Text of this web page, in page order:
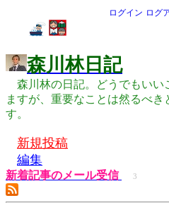
ログイン ログ
森川林日記
森川林の日記。どうでもいい
ますが、重要なことは然るべき
す。
新規投稿
編集
新着記事のメール受信 3